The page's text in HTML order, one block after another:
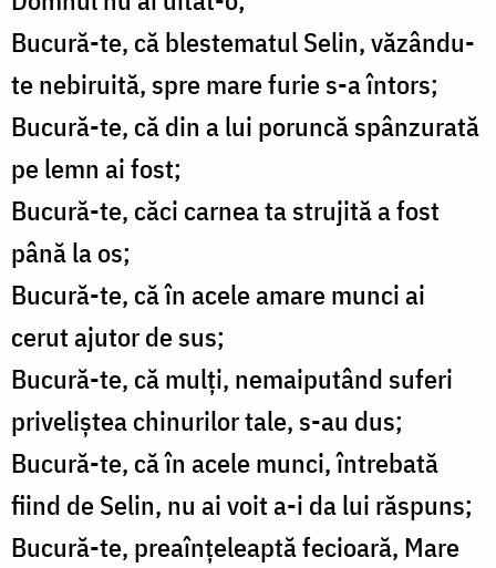
Bucură-te, că blestematul Selin, văzându-
te nebiruită, spre mare furie s-a întors;
Bucură-te, că din a lui poruncă spânzurată
pe lemn ai fost;
Bucură-te, căci carnea ta strujită a fost
până la os;
Bucură-te, că în acele amare munci ai
cerut ajutor de sus;
Bucură-te, că mulţi, nemaiputând suferi
priveliştea chinurilor tale, s-au dus;
Bucură-te, că în acele munci, întrebată
fiind de Selin, nu ai voit a-i da lui răspuns;
Bucură-te, preaînţeleaptă fecioară, Mare